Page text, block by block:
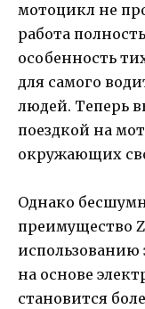
мотоцикл не
работа
особенность
для самого
людей. Теперь
поездкой на
окружающих
Однако
преимущество
использованию
на основе
становится